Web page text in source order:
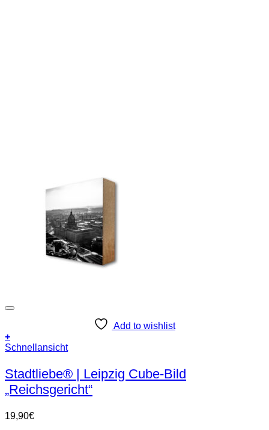
Add to wishlist
+
Schnellansicht
Stadtliebe® | Leipzig Cube-Bild
„Reichsgericht“
19,90€